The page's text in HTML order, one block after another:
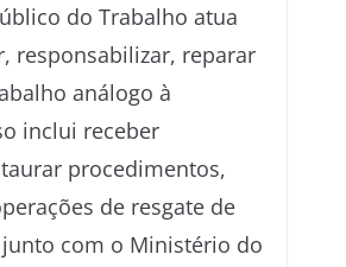
do Trabalho atua
responsabilizar, reparar
análogo à
inclui receber
procedimentos,
de resgate de
com o Ministério do